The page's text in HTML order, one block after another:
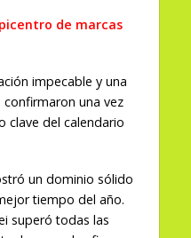
de marcas
impecable y una
una vez
clave del calendario
un dominio sólido
tiempo del año.
superó todas las